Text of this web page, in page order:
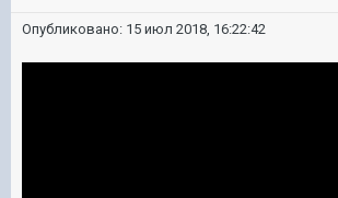
Опубликовано: 15 июл 2018, 16:22:42